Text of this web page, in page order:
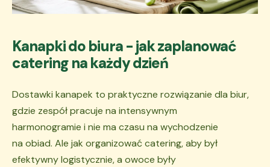
Kanapki do biura - jak zaplanować
catering na każdy dzień
Dostawki kanapek to praktyczne rozwiązanie dla biur,
gdzie zespół pracuje na intensywnym
harmonogramie i nie ma czasu na wychodzenie
na obiad. Ale jak organizować catering, aby był
efektywny logistycznie, a owoce były